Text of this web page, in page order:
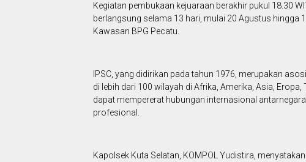
Kegiatan pembukaan kejuaraan berakhir pukul 18.30
berlangsung selama 13 hari, mulai 20 Agustus hingga
Kawasan BPG Pecatu.
IPSC, yang didirikan pada tahun 1976, merupakan
di lebih dari 100 wilayah di Afrika, Amerika, Asia,
dapat mempererat hubungan internasional
profesional.
Kapolsek Kuta Selatan, KOMPOL Yudistira,